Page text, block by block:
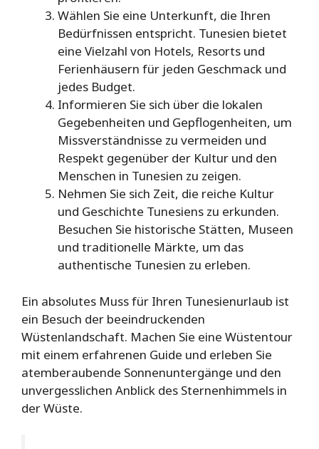
Wählen Sie eine Unterkunft, die Ihren
Bedürfnissen entspricht. Tunesien bietet
eine Vielzahl von Hotels, Resorts und
Ferienhäusern für jeden Geschmack und
jedes Budget.
Informieren Sie sich über die lokalen
Gegebenheiten und Gepflogenheiten, um
Missverständnisse zu vermeiden und
Respekt gegenüber der Kultur und den
Menschen in Tunesien zu zeigen.
Nehmen Sie sich Zeit, die reiche Kultur
und Geschichte Tunesiens zu erkunden.
Besuchen Sie historische Stätten, Museen
und traditionelle Märkte, um das
authentische Tunesien zu erleben.
Ein absolutes Muss für Ihren Tunesienurlaub ist
ein Besuch der beeindruckenden
Wüstenlandschaft. Machen Sie eine Wüstentour
mit einem erfahrenen Guide und erleben Sie
atemberaubende Sonnenuntergänge und den
unvergesslichen Anblick des Sternenhimmels in
der Wüste.